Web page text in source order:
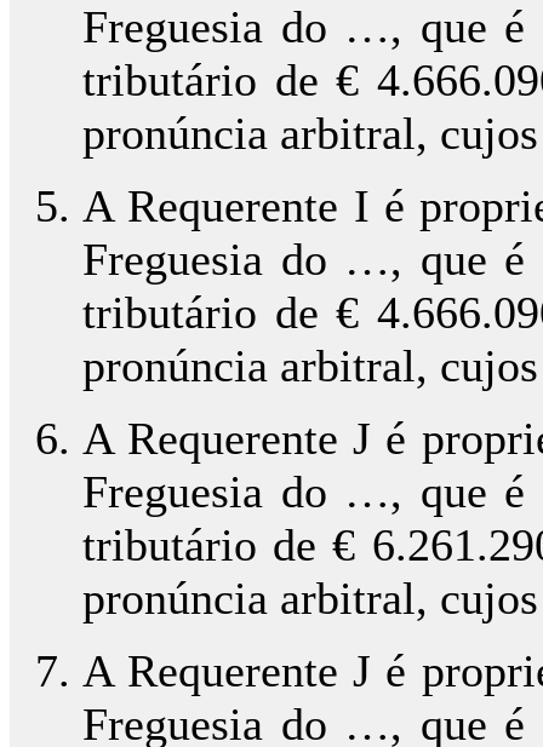
Freguesia do …, que é
tributário de €
pronúncia arbitral,
A Requerente I é
Freguesia do …, que é
tributário de €
pronúncia arbitral,
A Requerente J é
Freguesia do …, que é
tributário de €
pronúncia arbitral,
A Requerente J é
Freguesia do …, que é